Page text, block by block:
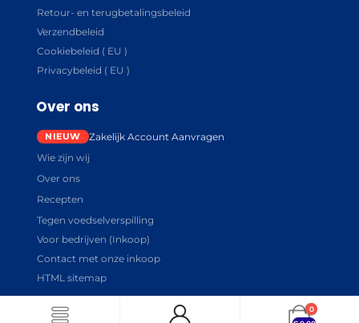
Retour- en terugbetalingsbeleid
Verzendbeleid
Cookiebeleid ( EU )
Privacybeleid ( EU )
Over ons
Zakelijk Account Aanvragen
Wie zijn wij
Over ons
Recepten
Tegen voedselverspilling
Voor bedrijven (Inkoop)
Contact met onze inkoop
HTML sitemap
0